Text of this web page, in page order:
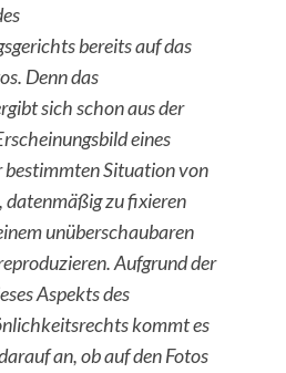
bereits auf das
Denn das
sich schon aus der
eines
bestimmten Situation von
datenmäßig zu fixieren
unüberschaubaren
Aufgrund der
Aspekts des
kommt es
an, ob auf den Fotos